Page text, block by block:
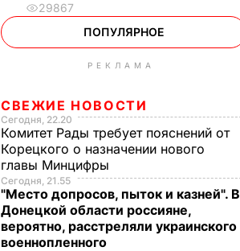
29867
ПОПУЛЯРНОЕ
РЕКЛАМА
СВЕЖИЕ НОВОСТИ
Сегодня, 22.20
Комитет Рады требует пояснений от
Корецкого о назначении нового
главы Минцифры
Сегодня, 21.55
"Место допросов, пыток и казней". В
Донецкой области россияне,
вероятно, расстреляли украинского
военнопленного